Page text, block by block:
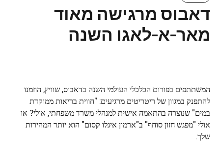
דאבוס מרגישה מאוד
מאר-א-לאגו השנה
המשתתפים בפורום הכלכלי העולמי השנה בדאבוס, שוויץ, הוזמנו
להתפנק במגוון של ריטריטים מרגיעים: "חווית בריאות ממוקדת
במים" שנוצרה בהתאמה אישית למנהלי משרד משפחתי, אולי? או
אולי "מפגש חזון סוחף" ב"ארמון איגלו קסום" הוא יותר המהירות
שלך.